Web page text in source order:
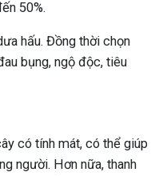
50%.
hấu. Đồng thời chọn
bụng, ngộ độc, tiêu
có tính mát, có thể giúp
người. Hơn nữa, thanh